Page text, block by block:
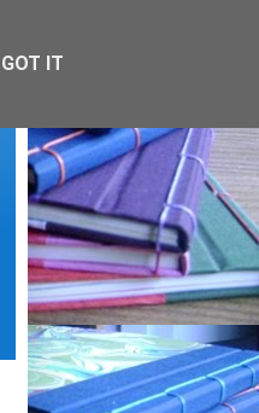
GOT IT